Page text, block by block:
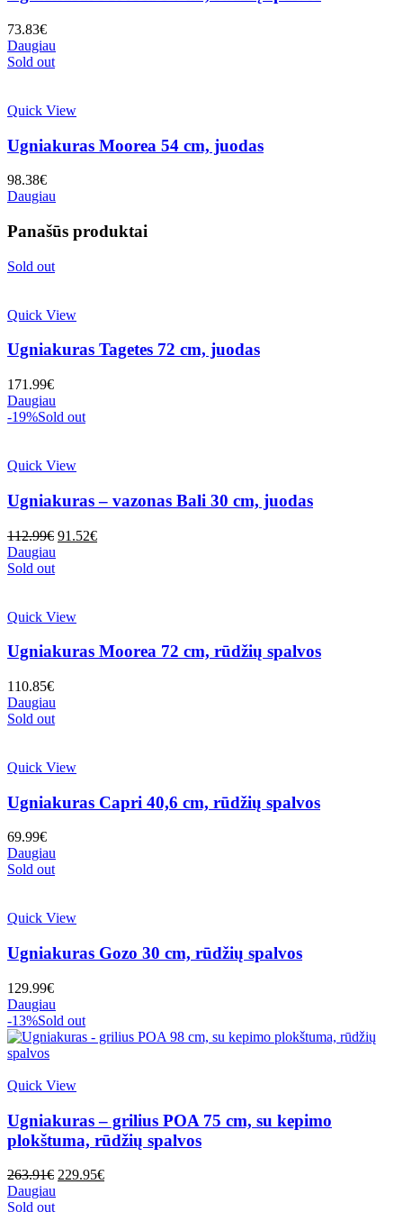
73.83€
Daugiau
Sold out
Quick View
Ugniakuras Moorea 54 cm, juodas
98.38€
Daugiau
Panašūs produktai
Sold out
Quick View
Ugniakuras Tagetes 72 cm, juodas
171.99€
Daugiau
-19%Sold out
Quick View
Ugniakuras – vazonas Bali 30 cm, juodas
112.99€ Original
91.52€Current
Daugiau
Sold out
Quick View
Ugniakuras Moorea 72 cm, rūdžių spalvos
110.85€
Daugiau
Sold out
Quick View
Ugniakuras Capri 40,6 cm, rūdžių spalvos
69.99€
Daugiau
Sold out
Quick View
Ugniakuras Gozo 30 cm, rūdžių spalvos
129.99€
Daugiau
-13%Sold out
Quick View
Ugniakuras – grilius POA 75 cm, su kepimo
plokštuma, rūdžių spalvos
263.91€ Original
229.95€Current
Daugiau
Sold out